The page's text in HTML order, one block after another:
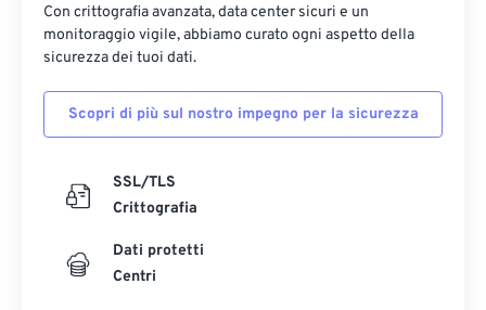
Con crittografia avanzata, data center sicuri e un
monitoraggio vigile, abbiamo curato ogni aspetto della
sicurezza dei tuoi dati.
Scopri di più sul nostro impegno per la sicurezza
SSL/TLS
Crittografia
Dati protetti
Centri